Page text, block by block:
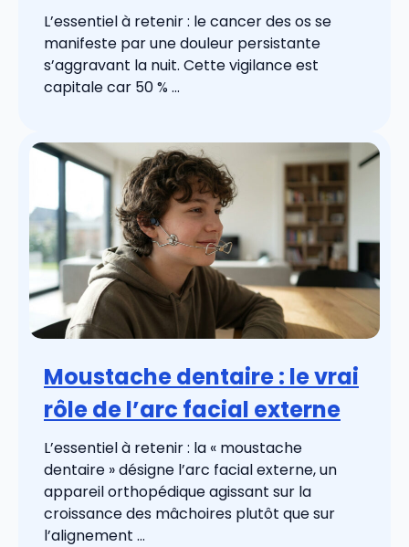
L’essentiel à retenir : le cancer des os se
manifeste par une douleur persistante
s’aggravant la nuit. Cette vigilance est
capitale car 50 % ...
Moustache dentaire : le vrai
rôle de l’arc facial externe
L’essentiel à retenir : la « moustache
dentaire » désigne l’arc facial externe, un
appareil orthopédique agissant sur la
croissance des mâchoires plutôt que sur
l’alignement ...